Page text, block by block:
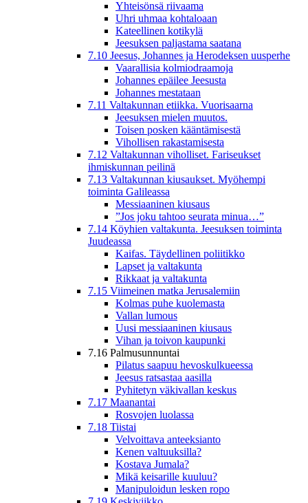
Yhteisönsä riivaama
Uhri uhmaa kohtaloaan
Kateellinen kotikylä
Jeesuksen paljastama saatana
7.10 Jeesus, Johannes ja Herodeksen uusperhe
Vaarallisia kolmiodraamoja
Johannes epäilee Jeesusta
Johannes mestataan
7.11 Valtakunnan etiikka. Vuorisaarna
Jeesuksen mielen muutos.
Toisen posken kääntämisestä
Vihollisen rakastamisesta
7.12 Valtakunnan viholliset. Fariseukset
ihmiskunnan peilinä
7.13 Valtakunnan kiusaukset. Myöhempi
toiminta Galileassa
Messiaaninen kiusaus
”Jos joku tahtoo seurata minua…”
7.14 Köyhien valtakunta. Jeesuksen toiminta
Juudeassa
Kaifas. Täydellinen poliitikko
Lapset ja valtakunta
Rikkaat ja valtakunta
7.15 Viimeinen matka Jerusalemiin
Kolmas puhe kuolemasta
Vallan lumous
Uusi messiaaninen kiusaus
Vihan ja toivon kaupunki
7.16 Palmusunnuntai
Pilatus saapuu hevoskulkueessa
Jeesus ratsastaa aasilla
Pyhitetyn väkivallan keskus
7.17 Maanantai
Rosvojen luolassa
7.18 Tiistai
Velvoittava anteeksianto
Kenen valtuuksilla?
Kostava Jumala?
Mikä keisarille kuuluu?
Manipuloidun lesken ropo